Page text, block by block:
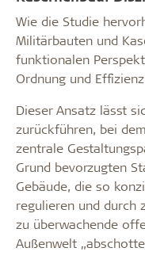
Wie die Studie
Militärbauten und
funktionalen
Ordnung und
Dieser Ansatz lässt
zurückführen, bei
zentrale
Grund bevorzugten
Gebäude, die so
regulieren und durch
zu überwachende
Außenwelt